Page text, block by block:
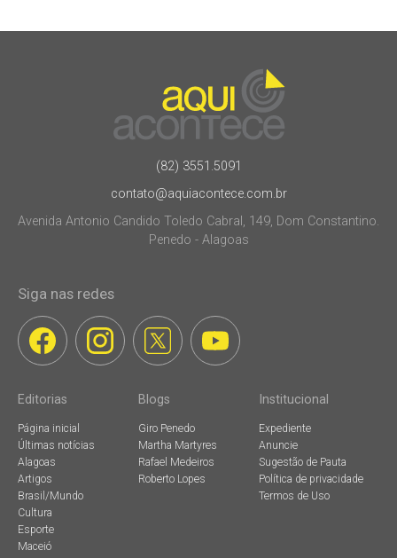
(82) 3551.5091
contato@aquiacontece.com.br
Avenida Antonio Candido Toledo Cabral, 149, Dom Constantino.
Penedo - Alagoas
Siga nas redes
Editorias
Página inicial
Últimas notícias
Alagoas
Artigos
Brasil/Mundo
Cultura
Esporte
Maceió
Blogs
Giro Penedo
Martha Martyres
Rafael Medeiros
Roberto Lopes
Institucional
Expediente
Anuncie
Sugestão de Pauta
Política de privacidade
Termos de Uso